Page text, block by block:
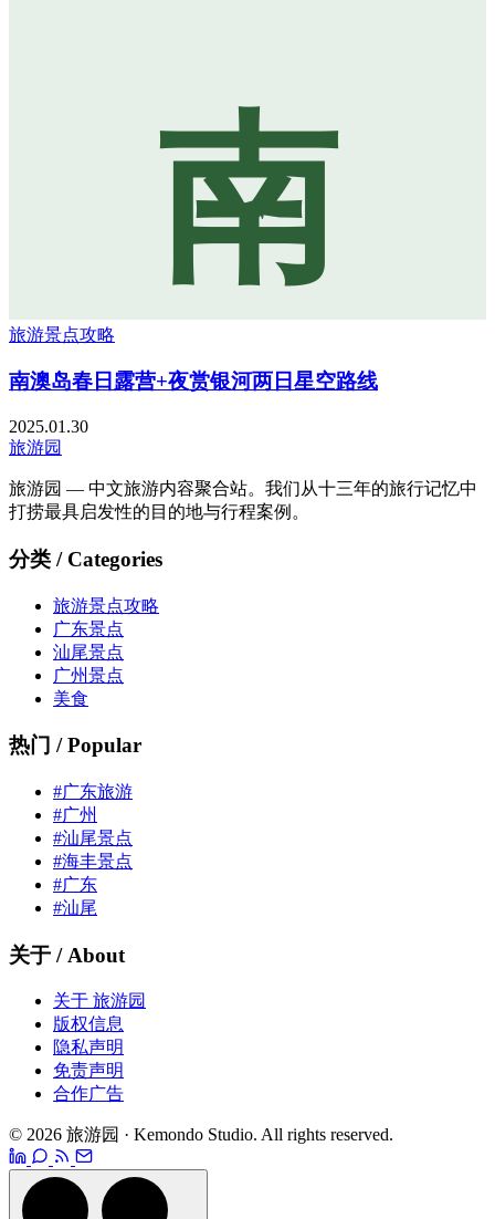
南
旅游景点攻略
南澳岛春日露营+夜赏银河两日星空路线
2025.01.30
旅游园
旅游园 — 中文旅游内容聚合站。我们从十三年的旅行记忆中
打捞最具启发性的目的地与行程案例。
分类 / Categories
旅游景点攻略
广东景点
汕尾景点
广州景点
美食
热门 / Popular
#广东旅游
#广州
#汕尾景点
#海丰景点
#广东
#汕尾
关于 / About
关于 旅游园
版权信息
隐私声明
免责声明
合作广告
© 2026 旅游园 · Kemondo Studio. All rights reserved.